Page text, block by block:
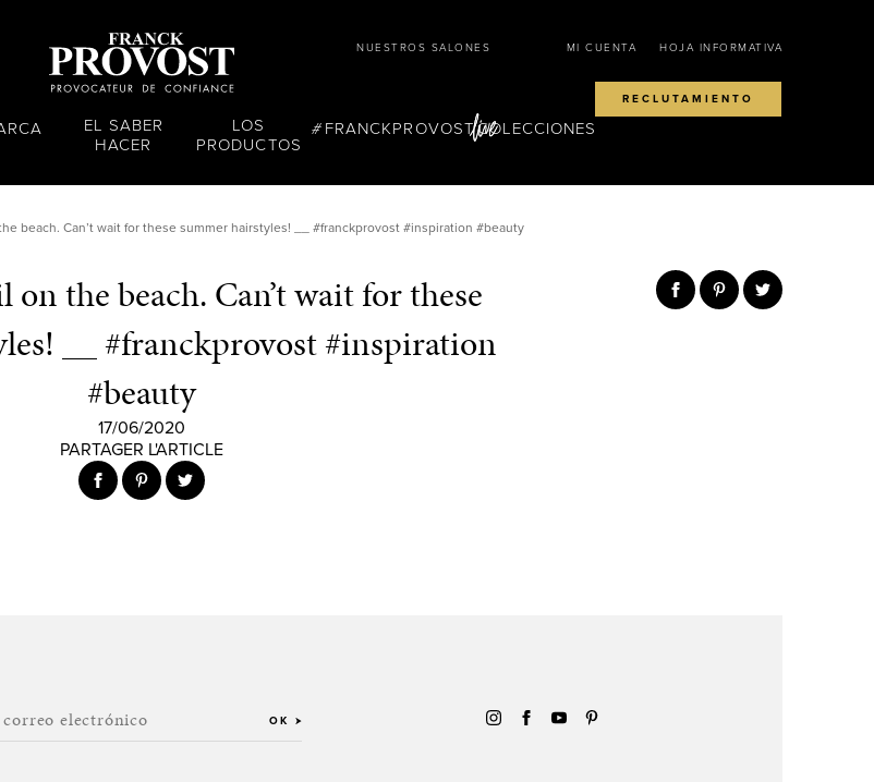
NUESTROS SALONES MI CUENTA HOJA INFORMATIVA
RECLUTAMIENTO
EL SABER
HACER
LOS
PRODUCTOS
FRANCKPROVOSTCOLECCIONES
beach. Can’t wait for these summer hairstyles!⁣ __⁣ #franckprovost #inspiration #beauty
the beach. Can’t wait for these
__⁣ #franckprovost #inspiration
#beauty
17/06/2020
PARTAGER L'ARTICLE
electrónico OK